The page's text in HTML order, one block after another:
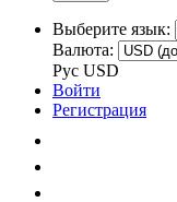
Выберите язык:
Валюта:
Рус USD
Войти
Регистрация